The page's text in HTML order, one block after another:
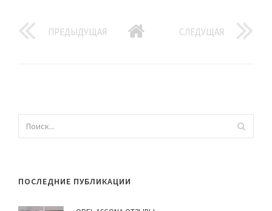
ПРЕДЫДУЩАЯ СЛЕДУЩАЯ
ПОСЛЕДНИЕ ПУБЛИКАЦИИ